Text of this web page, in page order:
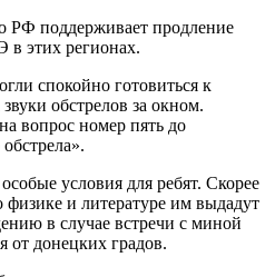
РФ поддерживает продление
в этих регионах.
спокойно готовиться к
обстрелов за окном.
вопрос номер пять до
условия для ребят. Скорее
и литературе им выдадут
в случае встречи с миной
от донецких градов.